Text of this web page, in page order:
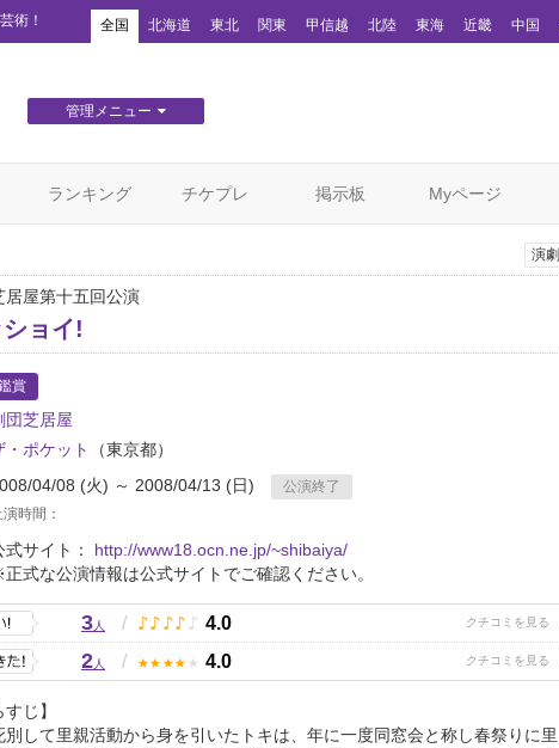
術！ 全国 北海道 東北 関東 甲信越 北陸 東海 近畿 中国
管理メニュー
ランキング チケプレ 掲示板 Myページ
演劇
居屋第十五回公演
ョイ!
賞
団芝居屋
・ポケット
（東京都）
04/08 (火) ～ 2008/04/13 (日)
公演終了
時間：
式サイト： http://www18.ocn.ne.jp/~shibaiya/
式な公演情報は公式サイトでご確認ください。
3人 / ♪ ♪ ♪ ♪ ♪ 4.0
2人 / ★ ★ ★ ★ ★ 4.0
すじ】
別して里親活動から身を引いたトキは、年に一度同窓会と称し春祭りに里